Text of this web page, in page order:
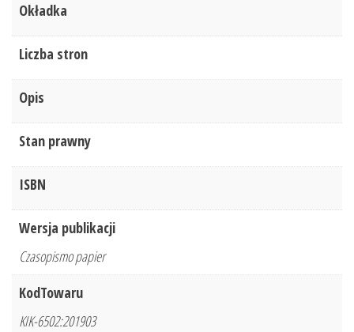
Okładka
Liczba stron
Opis
Stan prawny
ISBN
Wersja publikacji
Czasopismo papier
KodTowaru
KIK-6502:201903